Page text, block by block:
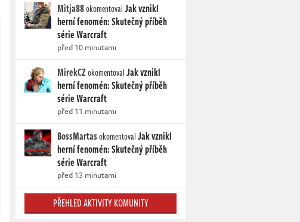
Mitja88okomentovalJak vznikl
herní fenomén: Skutečný příběh
série Warcraft
před 10 minutami
MirekCZokomentovalJak vznikl
herní fenomén: Skutečný příběh
série Warcraft
před 11 minutami
BossMartasokomentovalJak vznikl
herní fenomén: Skutečný příběh
série Warcraft
před 13 minutami
PŘEHLED AKTIVITY KOMUNITY